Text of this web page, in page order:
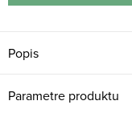
Popis
Parametre produktu